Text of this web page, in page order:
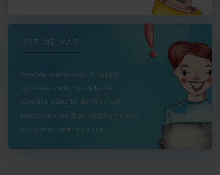
JISTÍME VÁS
Všechny online kurzy si můžete
vyzkoušet zadarmo a když se
náhodou netrefíte, do 14 dní od
zakoupení nám dejte vědět a my vám
bez otázek vrátíme peníze.